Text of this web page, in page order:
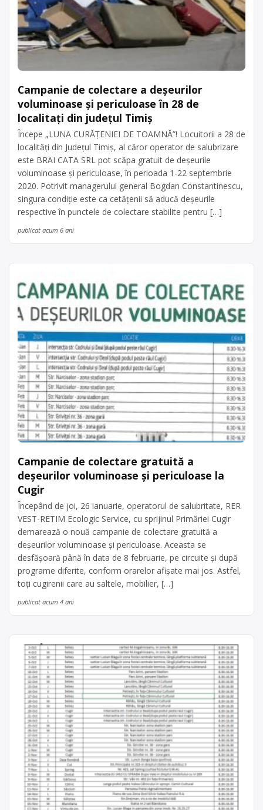
Campanie de colectare a deșeurilor
voluminoase și periculoase în 28 de
localitați din județul Timiș
Începe „LUNA CURĂȚENIEI DE TOAMNĂ”! Locuitorii a 28 de
localități din Județul Timiș, al căror operator de salubrizare
este BRAI CATA SRL pot scăpa gratuit de deșeurile
voluminoase și periculoase, în perioada 1-22 septembrie
2020. Potrivit managerului general Bogdan Constantinescu,
singura condiție este ca cetățenii să aducă deșeurile
respective în punctele de colectare stabilite pentru […]
publicat acum 6 ani
Campanie de colectare gratuită a
deșeurilor voluminoase și periculoase la
Cugir
Începând de joi, 26 ianuarie, operatorul de salubritate, RER
VEST-RETIM Ecologic Service, cu sprijinul Primăriei Cugir
demarează o nouă campanie de colectare gratuită a
deșeurilor voluminoase și periculoase. Aceasta se
desfășoară până în data de 8 februarie, pe circuite și după
programe diferite, conform orarelor afișate mai jos. Astfel,
toți cugirenii care au saltele, mobilier, […]
publicat acum 4 ani